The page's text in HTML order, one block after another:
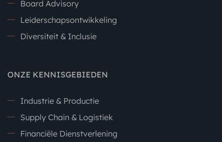
Board Advisory
Leiderschapsontwikkeling
Diversiteit & Inclusie
ONZE KENNISGEBIEDEN
Industrie & Productie
Supply Chain & Logistiek
Financiële Dienstverlening